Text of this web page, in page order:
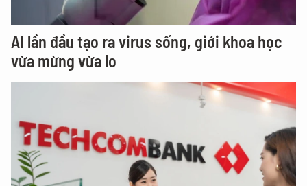
AI lần đầu tạo ra virus sống, giới khoa học
vừa mừng vừa lo